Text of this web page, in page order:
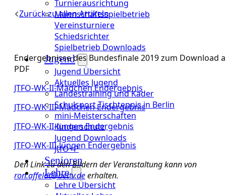
Turnierausrichtung
Mannschaftsspielbetrieb
Vereinsturniere
Schiedsrichter
Spielbetrieb Downloads
Jugend
Jugend Übersicht
Aktuelles Jugend
Landestraining und Kader
Schulsport Tischtennis in Berlin
mini-Meisterschaften
Kinderschutz
Jugend Downloads
JtfO+P
Senioren
Lehre
Lehre Übersicht
Zurück zu allen Artikeln
Endergebnisse des Bundesfinale 2019 zum Download
PDF
JTFO-WK-II-Mädchen Endergebnis
JTFO-WK-III-Mädchen Endergebnis
JTFO-WK-II-Jungen Endergebnis
JTFO-WK-III-Jungen Endergebnis
Den Link zu den Bildern der Veranstaltung kann von
ron.affeldt@bettv.deerhalten.